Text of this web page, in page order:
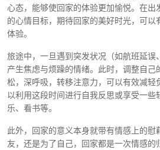
心态，能够使回家的体验更加愉悦。在出
的心情目标，期待回家的美好时光，可以
体验。
旅途中，一旦遇到突发状况（如航班延误
产生焦虑与烦躁的情绪。此时，调整自己
松，深呼吸，转移注意力，可以有效减轻
以利用这段时间进行自我反思或享受一些
乐、看书等。
此外，回家的意义本身就带有情感上的慰
友，还是为了自己，回家都是一次情感的